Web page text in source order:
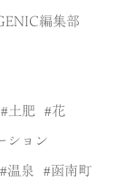
編集部
土肥 花
ション
温泉 函南町